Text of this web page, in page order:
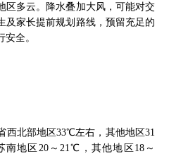
区多云。降水叠加大风，可能对交
及家长提前规划路线，预留充足的
全。
西北部地区33℃左右，其他地区31
地区20～21℃，其他地区18～